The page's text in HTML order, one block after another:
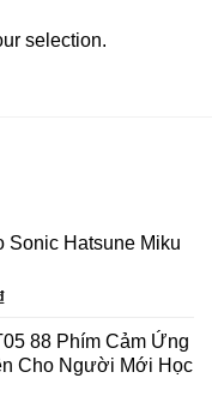
selection.
Sonic Hatsune Miku
88 Phím Cảm Ứng
Cho Người Mới Học